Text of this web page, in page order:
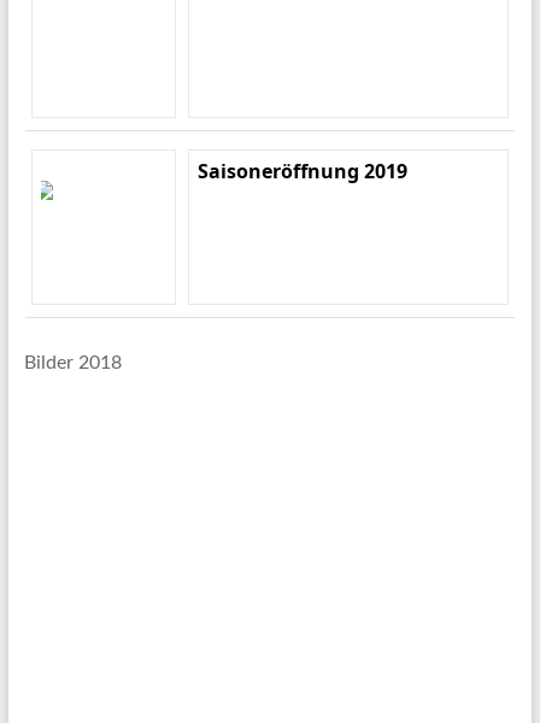
Saisoneröffnung 2019
Bilder 2018